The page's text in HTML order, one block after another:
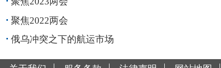
聚焦2022两会
俄乌冲突之下的航运市场